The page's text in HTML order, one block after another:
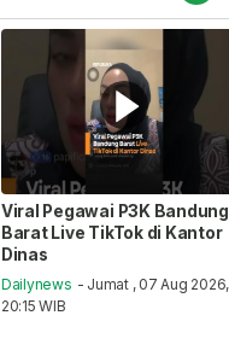
Viral Pegawai P3K Bandung
Barat Live TikTok di Kantor
Dinas
Dailynews - Jumat , 07 Aug 2026,
20:15 WIB